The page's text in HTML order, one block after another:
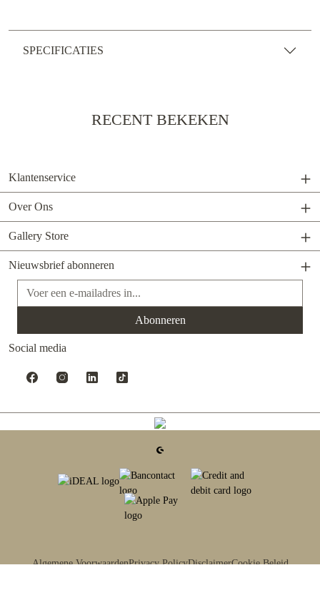
SPECIFICATIES
RECENT BEKEKEN
Klantenservice
Over Ons
Gallery Store
Nieuwsbrief abonneren
E-mailadres*
Abonneren
Social media
Algemene VoorwaardenPrivacy PolicyDisclaimerCookie Beleid